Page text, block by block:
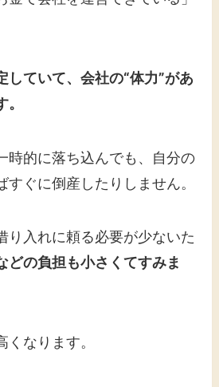
していて、会社の“体力”があ
時的に落ち込んでも、自分の
すぐに倒産したりしません。
り入れに頼る必要が少ないた
どの負担も小さくてすみま
なります。